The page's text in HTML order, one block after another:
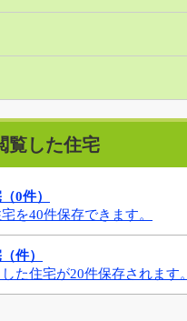
覧した住宅
0件）
を40件保存できます。
件）
た住宅が20件保存されます。